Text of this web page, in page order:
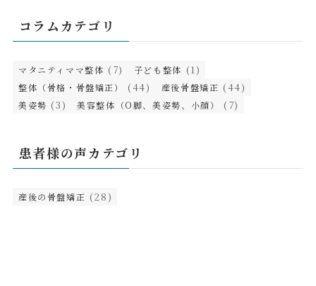
コラムカテゴリ
マタニティママ整体 (7) 子ども整体 (1)
整体（骨格・骨盤矯正） (44) 産後骨盤矯正 (44)
美姿勢 (3) 美容整体（O脚、美姿勢、小顔） (7)
患者様の声カテゴリ
産後の骨盤矯正 (28)